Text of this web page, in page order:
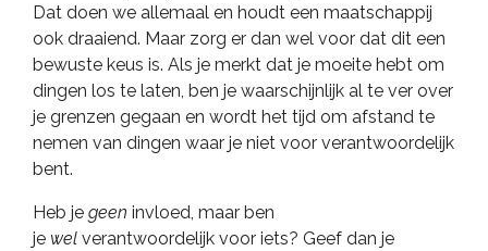
Dat doen we allemaal en houdt een maatschappij
ook draaiend. Maar zorg er dan wel voor dat dit een
bewuste keus is. Als je merkt dat je moeite hebt om
dingen los te laten, ben je waarschijnlijk al te ver over
je grenzen gegaan en wordt het tijd om afstand te
nemen van dingen waar je niet voor verantwoordelijk
bent.
Heb je geen invloed, maar ben
je wel verantwoordelijk voor iets? Geef dan je